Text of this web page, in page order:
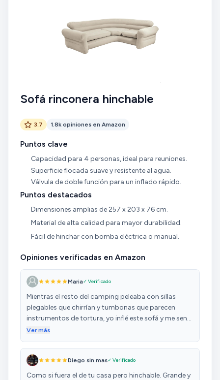
Sofá rinconera hinchable
3.7 1.8k opiniones en Amazon
Puntos clave
Capacidad para 4 personas, ideal para reuniones.
Superficie flocada suave y resistente al agua.
Válvula de doble función para un inflado rápido.
Puntos destacados
Dimensiones amplias de 257 x 203 x 76 cm.
Material de alta calidad para mayor durabilidad.
Fácil de hinchar con bomba eléctrica o manual.
Opiniones verificadas en Amazon
Maria✓ Verificado
Mientras el resto del camping peleaba con sillas
plegables que chirrían y tumbonas que parecen
instrumentos de tortura, yo inflé este sofá y me senté
como la reina del descampado. 👑 Cómodo,
propio. Se infla rápido, desinfla fácil y atrae visitas
curiosas como si fuera una atracción turística.
Conclusión: si te gusta sufrir en el camping, no lo
Ver más
Diego sin mas✓ Verificado
Como si fuera el de tu casa pero hinchable. Grande y